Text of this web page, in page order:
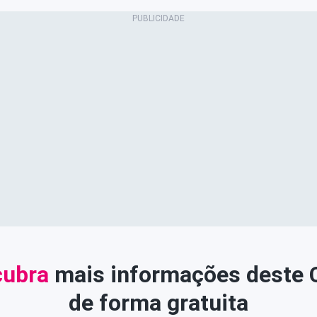
mais informações deste
de forma gratuita